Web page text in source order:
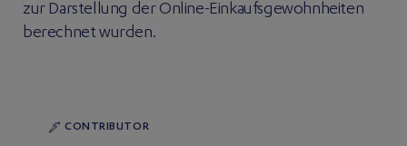
zur Darstellung der Online-Einkaufsgewohnheiten
berechnet wurden.
CONTRIBUTOR